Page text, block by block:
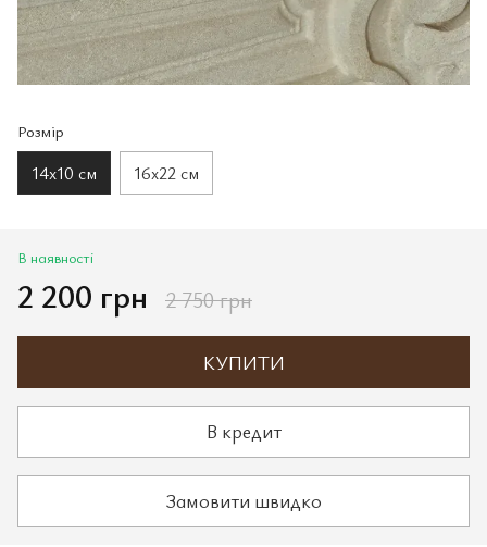
Розмір
14х10 см 16х22 см
В наявності
2 200 грн 2 750 грн
КУПИТИ
В кредит
Замовити швидко